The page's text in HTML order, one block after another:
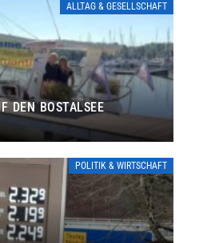
ALLTAG & GESELLSCHAFT
DEN BOSTALSEE
POLITIK & WIRTSCHAFT